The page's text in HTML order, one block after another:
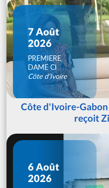
7 Août
2026
PREMIERE
DAME CI
Côte d'Ivoire
Côte d'Ivoire-
reçoit
6 Août
2026